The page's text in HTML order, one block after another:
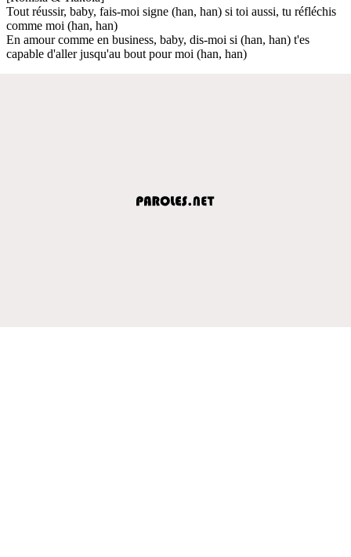
Tout réussir, baby, fais-moi signe (han, han) si toi aussi, tu réfléchis
comme moi (han, han)
En amour comme en business, baby, dis-moi si (han, han) t'es
capable d'aller jusqu'au bout pour moi (han, han)